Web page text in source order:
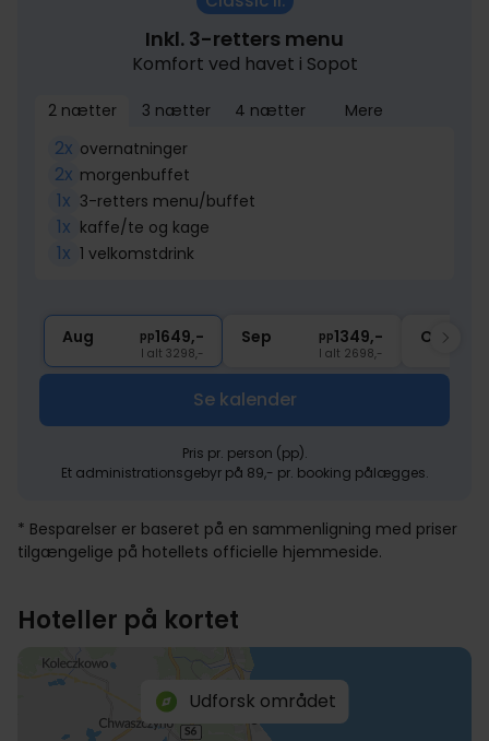
Inkl. 3-retters menu
Komfort ved havet i Sopot
2 nætter 3 nætter 4 nætter Mere
2x overnatninger
2x morgenbuffet
1x 3-retters menu/buffet
1x kaffe/te og kage
1x 1 velkomstdrink
Aug pp1649,-
I alt 3298,-
Sep pp1349,-
I alt 2698,-
Okt
Se kalender
Pris pr. person (pp).
Et administrationsgebyr på 89,- pr. booking pålægges.
* Besparelser er baseret på en sammenligning med priser
tilgængelige på hotellets officielle hjemmeside.
Hoteller på kortet
Udforsk området